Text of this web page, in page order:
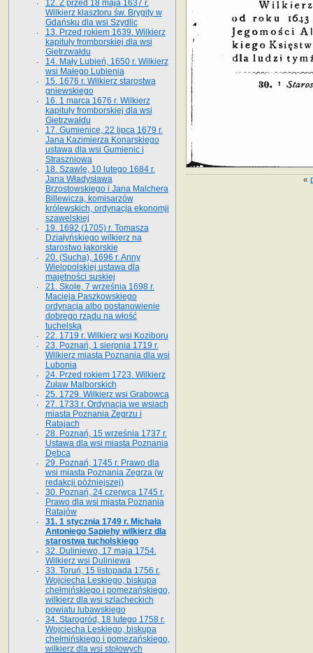
«
12. Z przed 18 maja 1637 r.
Wilkierz klasztoru św. Brygity w
Gdańsku dla wsi Szydlic
13. Przed rokiem 1639. Wilkierz
kapituły fromborskiej dla wsi
Gietrzwałdu
14. Mały Lubień, 1650 r. Wilkierz
wsi Małego Lubienia
15. 1676 r. Wilkierz starostwa
gniewskiego
16. 1 marca 1676 r. Wilkierz
kapituły fromborskiej dla wsi
Gietrzwałdu
17. Gumienice, 22 lipca 1679 r.
Jana Kazimierza Konarskiego
ustawa dla wsi Gumienic i
Straszniowa
18. Szawle, 10 lutego 1684 r.
Jana Władysława
Brzostowskiego i Jana Malchera
Billewicza, komisarzów
królewskich, ordynacja ekonomji
szawelskiej
19. 1692 (1705) r. Tomasza
Działyńskiego wilkierz na
starostwo łąkorskie
20. (Sucha), 1696 r. Anny
Wielopolskiej ustawa dla
majętności suskiej
21. Skole, 7 września 1698 r.
Macieja Paszkowskiego
ordynacja albo postanowienie
dobrego rządu na włość
tuchelską
22. 1719 r. Wilkierz wsi Koziboru
23. Poznań, 1 sierpnia 1719 r.
Wilkierz miasta Poznania dla wsi
Lubonia
24. Przed rokiem 1723. Wilkierz
Żuław Malborskich
25. 1729. Wilkierz wsi Grabowca
27. 1733 r. Ordynacja we wsiach
miasta Poznania Zegrzu i
Ratajach
28. Poznań, 15 września 1737 r.
Ustawa dla wsi miasta Poznania
Dębca
29. Poznań, 1745 r. Prawo dla
wsi miasta Poznania Zegrza (w
redakcji późniejszej)
30. Poznań, 24 czerwca 1745 r.
Prawo dla wsi miasta Poznania
Ratajów
31. 1 stycznia 1749 r. Michała
Antoniego Sapiehy wilkierz dla
starostwa tucholskiego
32. Duliniewo, 17 maja 1754.
Wilkierz wsi Duliniewa
33. Toruń, 15 listopada 1756 r.
Wojciecha Leskiego, biskupa
chełmińskiego i pomezańskiego,
wilkierz dla wsi szlacheckich
powiatu lubawskiego
34. Starogród, 18 lutego 1758 r.
Wojciecha Leskiego, biskupa
chełmińskiego i pomezańskiego,
wilkierz dla wsi stołowych